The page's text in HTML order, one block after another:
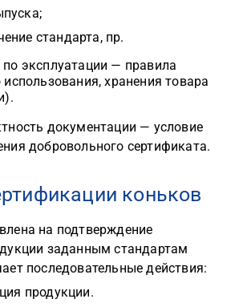
стандарта, пр.
эксплуатации — правила
использования, хранения товара
документации — условие
добровольного сертификата.
коньков
на подтверждение
заданным стандартам
последовательные действия:
продукции.